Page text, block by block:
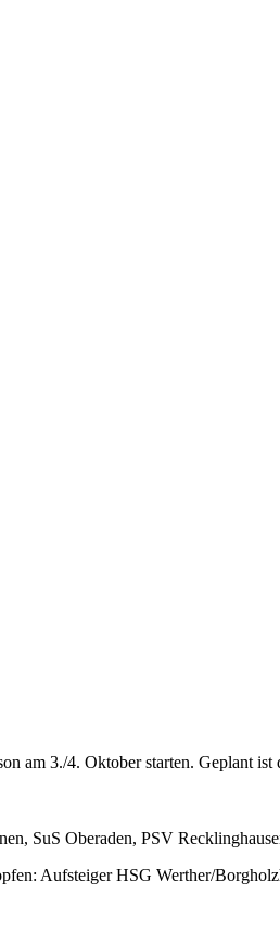
am 3./4. Oktober starten. Geplant
SuS Oberaden, PSV
Aufsteiger HSG Werther/